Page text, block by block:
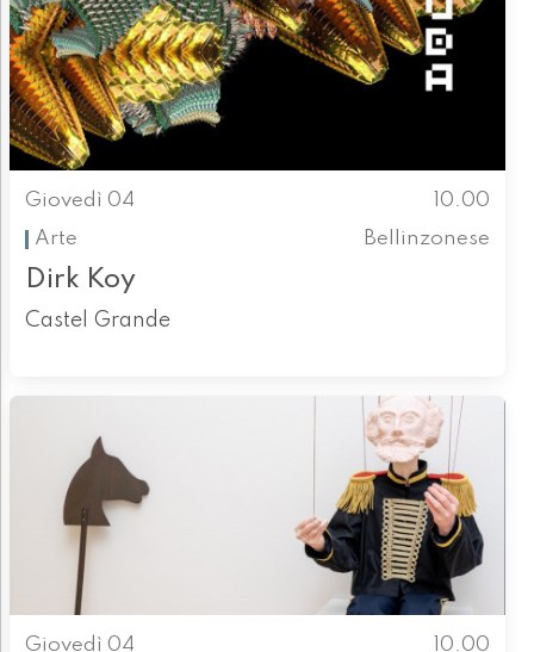
Giovedì 04
10.00
Arte
Bellinzonese
Dirk Koy
Castel Grande
Giovedì 04
10.00